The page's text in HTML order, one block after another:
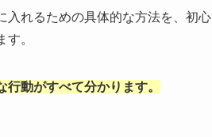
入れるための具体的な方法を、初心
。
動がすべて分かります。